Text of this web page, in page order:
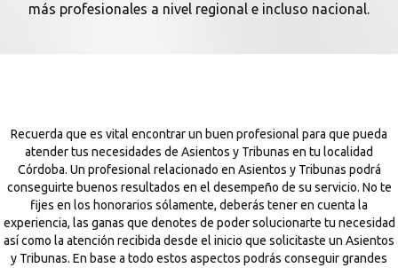
más profesionales a nivel regional e incluso nacional.
Recuerda que es vital encontrar un buen profesional para que pueda
atender tus necesidades de Asientos y Tribunas en tu localidad
Córdoba. Un profesional relacionado en Asientos y Tribunas podrá
conseguirte buenos resultados en el desempeño de su servicio. No te
fijes en los honorarios sólamente, deberás tener en cuenta la
experiencia, las ganas que denotes de poder solucionarte tu necesidad
así como la atención recibida desde el inicio que solicitaste un Asientos
y Tribunas. En base a todo estos aspectos podrás conseguir grandes